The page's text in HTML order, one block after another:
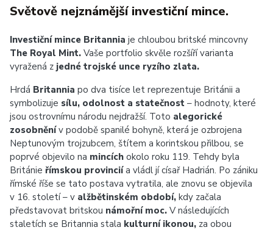
Světově nejznámější investiční mince.
Investiční mince Britannia je chloubou britské mincovny
The Royal Mint. Vaše portfolio skvěle rozšíří varianta
vyražená z jedné trojské unce ryzího zlata.
Hrdá Britannia po dva tisíce let reprezentuje Británii a
symbolizuje sílu, odolnost a statečnost – hodnoty, které
jsou ostrovnímu národu nejdražší. Toto alegorické
zosobněnív podobě spanilé bohyně, která je ozbrojena
Neptunovým trojzubcem, štítem a korintskou přilbou, se
poprvé objevilo na mincích okolo roku 119. Tehdy byla
Británie římskou provinciía vládl jí císař Hadrián. Po zániku
římské říše se tato postava vytratila, ale znovu se objevila
v 16. století – v alžbětinském období, kdy začala
představovat britskou námořní moc. V následujících
staletích se Britannia stala kulturní ikonou, za obou